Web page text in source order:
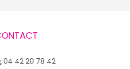
04 42 20 78 42